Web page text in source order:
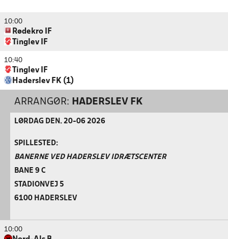
10:00
Rødekro IF
Tinglev IF
10:40
Tinglev IF
Haderslev FK (1)
ARRANGØR: HADERSLEV FK
LØRDAG DEN. 20-06 2026
SPILLESTED:
BANERNE VED HADERSLEV IDRÆTSCENTER
BANE 9 C
STADIONVEJ 5
6100 HADERSLEV
10:00